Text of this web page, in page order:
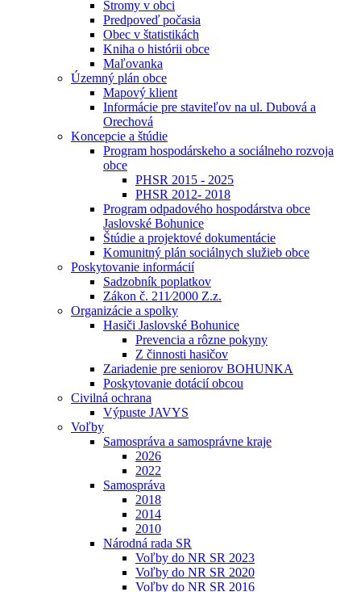
Stromy v obci
Predpoveď počasia
Obec v štatistikách
Kniha o histórii obce
Maľovanka
Územný plán obce
Mapový klient
Informácie pre staviteľov na ul. Dubová a
Orechová
Koncepcie a štúdie
Program hospodárskeho a sociálneho rozvoja
obce
PHSR 2015 - 2025
PHSR 2012- 2018
Program odpadového hospodárstva obce
Jaslovské Bohunice
Štúdie a projektové dokumentácie
Komunitný plán sociálnych služieb obce
Poskytovanie informácií
Sadzobník poplatkov
Zákon č. 211⁄2000 Z.z.
Organizácie a spolky
Hasiči Jaslovské Bohunice
Prevencia a rôzne pokyny
Z činnosti hasičov
Zariadenie pre seniorov BOHUNKA
Poskytovanie dotácií obcou
Civilná ochrana
Výpuste JAVYS
Voľby
Samospráva a samosprávne kraje
2026
2022
Samospráva
2018
2014
2010
Národná rada SR
Voľby do NR SR 2023
Voľby do NR SR 2020
Voľby do NR SR 2016